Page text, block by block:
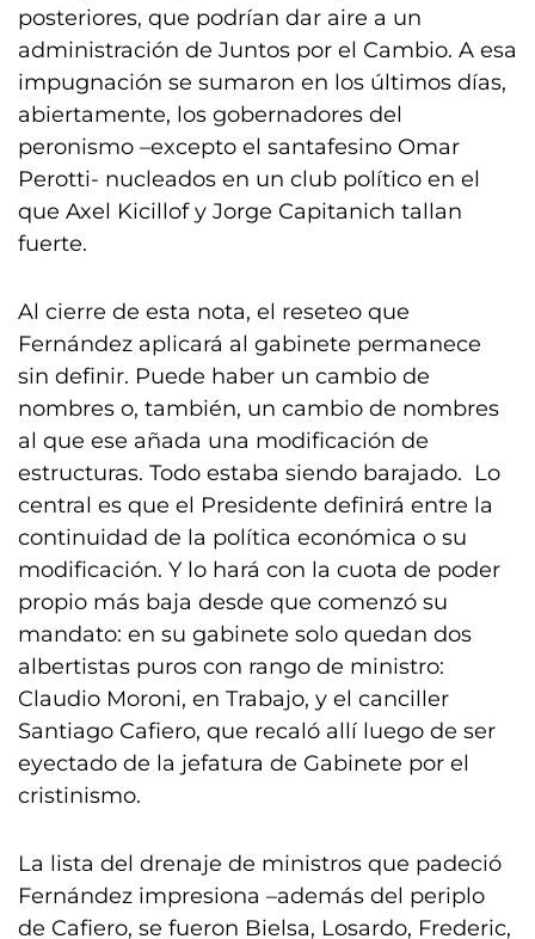
posteriores, que podrían dar aire a un
administración de Juntos por el Cambio. A esa
impugnación se sumaron en los últimos días,
abiertamente, los gobernadores del
peronismo –excepto el santafesino Omar
Perotti- nucleados en un club político en el
que Axel Kicillof y Jorge Capitanich tallan
fuerte.
Al cierre de esta nota, el reseteo que
Fernández aplicará al gabinete permanece
sin definir. Puede haber un cambio de
nombres o, también, un cambio de nombres
al que ese añada una modificación de
estructuras. Todo estaba siendo barajado. Lo
central es que el Presidente definirá entre la
continuidad de la política económica o su
modificación. Y lo hará con la cuota de poder
propio más baja desde que comenzó su
mandato: en su gabinete solo quedan dos
albertistas puros con rango de ministro:
Claudio Moroni, en Trabajo, y el canciller
Santiago Cafiero, que recaló allí luego de ser
eyectado de la jefatura de Gabinete por el
cristinismo.
La lista del drenaje de ministros que padeció
Fernández impresiona –además del periplo
de Cafiero, se fueron Bielsa, Losardo, Frederic,